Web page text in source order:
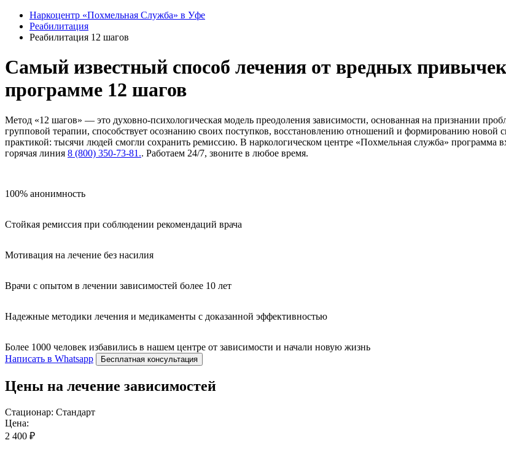
Наркоцентр «Похмельная Служба» в Уфе
Реабилитация
Реабилитация 12 шагов
Самый известный способ лечения от вредных
программе 12 шагов
Метод «12 шагов» — это духовно-психологическая модель преодоления зависимости, основанная на признании
групповой терапии, способствует осознанию своих поступков, восстановлению отношений и формированию новой
практикой: тысячи людей смогли сохранить ремиссию. В наркологическом центре «Похмельная служба» программа
горячая линия 8 (800) 350-73-81.. Работаем 24/7, звоните в любое время.
100% анонимность
Стойкая ремиссия при соблюдении рекомендаций врача
Мотивация на лечение без насилия
Врачи с опытом в лечении зависимостей более 10 лет
Надежные методики лечения и медикаменты с доказанной эффективностью
Более 1000 человек избавились в нашем центре от зависимости и начали новую жизнь
Написать в Whatsapp
Бесплатная консультация
Цены на лечение зависимостей
Стационар: Стандарт
Цена:
2 400 ₽